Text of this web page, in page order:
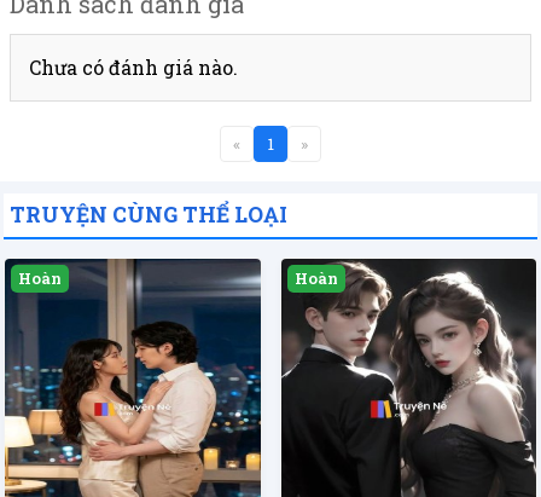
Chưa có đánh giá nào.
« 1 »
TRUYỆN CÙNG THỂ LOẠI